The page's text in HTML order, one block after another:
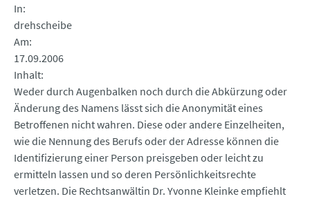
In
drehscheibe
Am
17.09.2006
Inhalt
Weder durch Augenbalken noch durch die Abkürzung oder
Änderung des Namens lässt sich die Anonymität eines
Betroffenen nicht wahren. Diese oder andere Einzelheiten,
wie die Nennung des Berufs oder der Adresse können die
Identifizierung einer Person preisgeben oder leicht zu
ermitteln lassen und so deren Persönlichkeitsrechte
verletzen. Die Rechtsanwältin Dr. Yvonne Kleinke empfiehlt